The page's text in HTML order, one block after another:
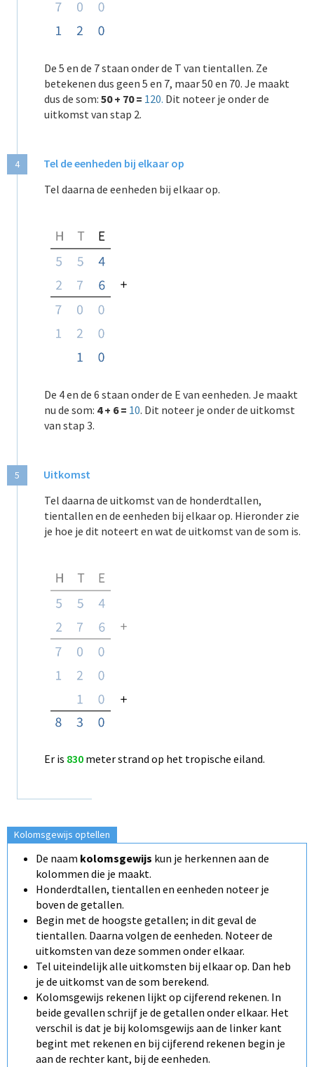
De 5 en de 7 staan onder de T van tientallen. Ze
betekenen dus geen 5 en 7, maar50 en 70. Je maakt
dus de som: 50 + 70 = 120. Dit noteer je onder de
uitkomst van stap 2.
4
Tel de eenheden bij elkaar op
Tel daarna de eenheden bij elkaar op.
De 4 en de 6 staan onder de E van eenheden. Je maakt
nu de som: 4 + 6 = 10. Dit noteer je onder de uitkomst
van stap 3.
5
Uitkomst
Tel daarna de uitkomst van de honderdtallen,
tientallen en de eenheden bij elkaar op. Hieronder zie
je hoe je dit noteert en wat de uitkomst van de som is.
Er is 830 meterstrand op het tropische eiland.
Kolomsgewijs optellen
De naam kolomsgewijs kun je herkennen aan de
kolommen die je maakt.
Honderdtallen, tientallen en eenheden noteer je
boven de getallen.
Begin met de hoogste getallen; in dit geval de
tientallen. Daarna volgen de eenheden. Noteer de
uitkomsten van deze sommen onder elkaar.
Tel uiteindelijk alle uitkomsten bij elkaar op. Dan heb
je de uitkomst van de som berekend.
Kolomsgewijs rekenen lijkt op cijferend rekenen. In
beide gevallen schrijf je de getallen onder elkaar. Het
verschil is dat je bij kolomsgewijs aan de linker kant
begint met rekenen en bij cijferend rekenen begin je
aan de rechter kant, bij de eenheden.